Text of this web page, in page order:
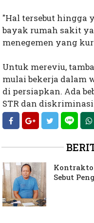
"Hal tersebut hingga
bayak rumah sakit
menegemen yang
Untuk mereviu,
mulai bekerja dalam
di persiapkan. Ada
STR dan
Sebut